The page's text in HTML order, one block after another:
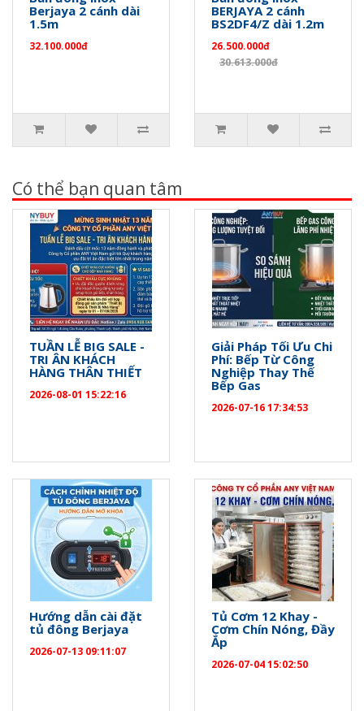
Berjaya 2 cánh dài
1.5m
32.100.000đ
BERJAYA 2 cánh
BS2DF4/Z dài 1.2m
26.500.000đ
30.613.000đ
Có thể bạn quan tâm
TUẦN LỄ BIG SALE -
TRI ÂN KHÁCH
HÀNG THÂN THIẾT
2026-08-01 15:22:16
Giải Pháp Tối Ưu Chi
Phí: Bếp Từ Công
Nghiệp Thay Thế
Bếp Gas
2026-07-16 17:34:53
Hướng dẫn cài đặt
tủ đông Berjaya
2026-07-13 09:11:07
Tủ Cơm 12 Khay -
Cơm Chín Nóng, Đầy
Ắp
2026-07-04 15:02:50